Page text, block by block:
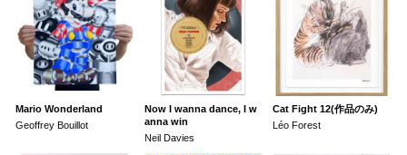
Mario Wonderland
Geoffrey Bouillot
Now I wanna dance, I w
anna win
Neil Davies
Cat Fight 12(作品のみ)
Léo Forest